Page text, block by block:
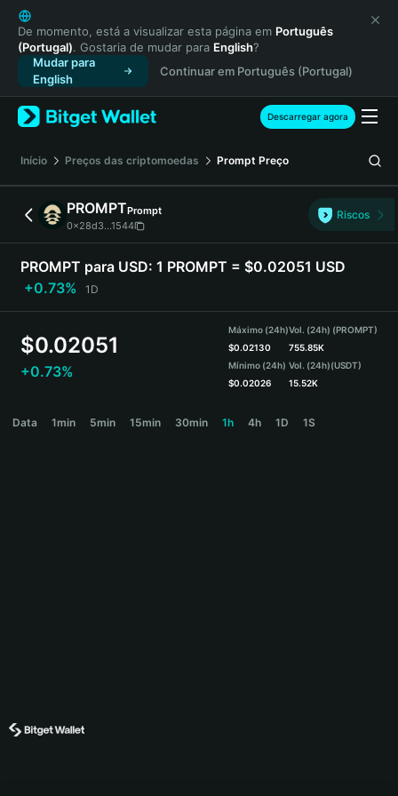
English
日本語
Tiếng Việt
Русский
Español (Latinoamérica)
Türkçe
Français
Deutsch
简体中文
繁體中文
Português (Portugal)
Bahasa Indonesia
ภาษาไทย
हिन्दी
Español
Português (Brasil)
De momento, está a visualizar esta página em Português
(Portugal). Gostaria de mudar para English?
Mudar para
English
Continuar em Português (Portugal)
Descarregar agora
Início Preços das criptomoedas Prompt Preço
PROMPTPrompt
0x28d3...1544
Riscos
PROMPT para USD: 1 PROMPT = $0.02051 USD
+0.73%
1D
$0.02051
+0.73%
Máximo (24h)
$0.02130
Mínimo (24h)
$0.02026
Vol. (24h) (PROMPT)
755.85K
Vol. (24h)(USDT)
15.52K
Data 1min 5min 15min 30min 1h 4h 1D 1S